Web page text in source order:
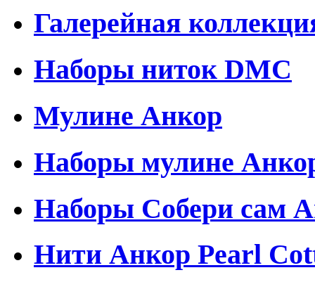
Галерейная
Наборы ниток DMC
Мулине Анкор
Наборы мулине
Наборы Собери сам
Нити Анкор Pearl